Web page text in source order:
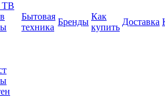
ТВ
Бытовая
техника
Бренды
Как
купить
Доставка